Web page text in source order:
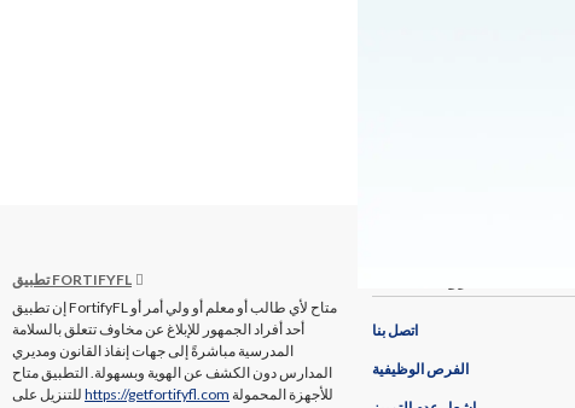
تطبيق FORTIFYFL
إن تطبيق FortifyFL متاح لأي طالب أو معلم أو ولي أمر أو
أحد أفراد الجمهور للإبلاغ عن مخاوف تتعلق بالسلامة
المدرسية مباشرةً إلى جهات إنفاذ القانون ومديري
المدارس دون الكشف عن الهوية وبسهولة. التطبيق متاح
https://getfortifyfl.com
اتصل بنا
الفرص الوظيفية